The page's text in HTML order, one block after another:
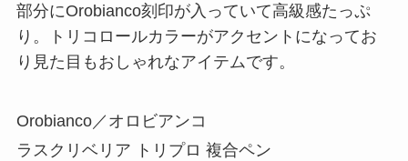
部分にOrobianco刻印が入っていて高級感たっぷ
り。トリコロールカラーがアクセントになってお
り見た目もおしゃれなアイテムです。
Orobianco／オロビアンコ
ラスクリベリア トリプロ 複合ペン